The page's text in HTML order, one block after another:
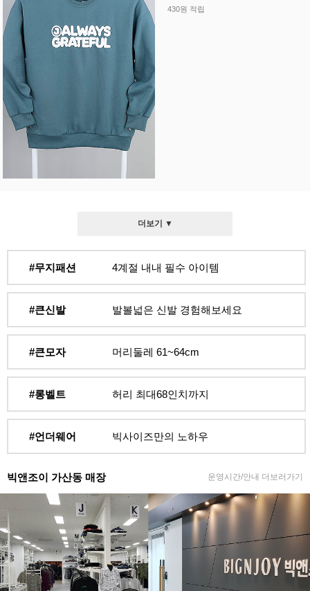
430원 적립
더보기 ▼
#무지패션 4계절 내내 필수 아이템
#큰신발 발볼넓은 신발 경험해보세요
#큰모자 머리둘레 61~64cm
#롱벨트 허리 최대68인치까지
#언더웨어 빅사이즈만의 노하우
빅앤조이 가산동 매장 운영시간/안내 더보러가기